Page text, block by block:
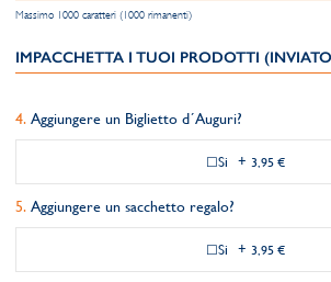
Massimo 1000 caratteri (1000 rimanenti)
IMPACCHETTA I TUOI PRODOTTI
Aggiungere un Biglietto d´Auguri?
Si + 3,95 €
Aggiungere un sacchetto regalo?
Si + 3,95 €